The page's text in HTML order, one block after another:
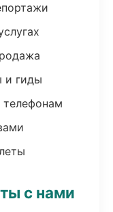
и гиды
с нами